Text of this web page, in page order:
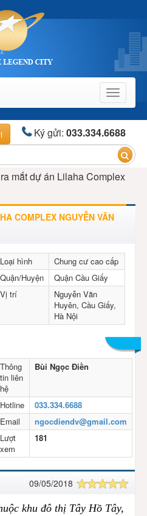
Toggle
Ký gửi:033.334.6688
mắt dự án Lilaha Complex
COMPLEX NGUYỄN VĂN
Loại hình
Chung cư cao cấp
Quận/Huyện
Quận Cầu Giấy
Vị trí
Nguyễn Văn
Huyên, Cầu Giấy,
Hà Nội
Thông
tin liên
hệ
Bùi Ngọc Điền
Hotline
033.334.6688
Email
ngocdiendv@gmail.com
Lượt
xem
181
09/05/2018
khu đô thị Tây Hồ Tây,